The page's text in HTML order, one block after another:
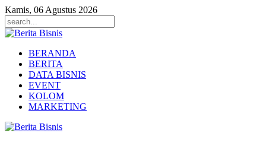
Kamis, 06 Agustus 2026
BERANDA
BERITA
DATA BISNIS
EVENT
KOLOM
MARKETING